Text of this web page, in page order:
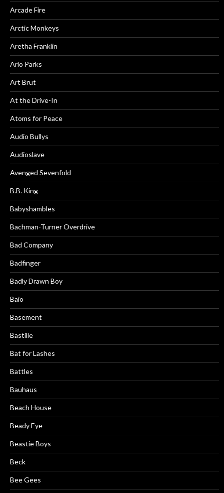
Arcade Fire
Arctic Monkeys
Aretha Franklin
Arlo Parks
Art Brut
At the Drive-In
Atoms for Peace
Audio Bullys
Audioslave
Avenged Sevenfold
B.B. King
Babyshambles
Bachman-Turner Overdrive
Bad Company
Badfinger
Badly Drawn Boy
Baio
Basement
Bastille
Bat for Lashes
Battles
Bauhaus
Beach House
Beady Eye
Beastie Boys
Beck
Bee Gees